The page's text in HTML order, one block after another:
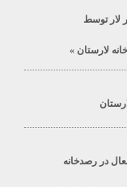
لار توسط
لارستان »
در رصدخانه